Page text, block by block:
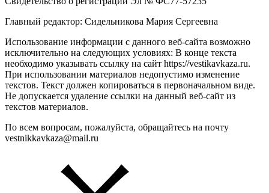
Главный редактор: Сидельникова Мария Сергеевна
Использование информации с данного веб-сайта возможно
исключительно на следующих условиях: В конце текста
необходимо указывать ссылку на сайт https://vestikavkaza.ru.
При использовании материалов недопустимо изменение
текстов. Текст должен копироваться в первоначальном виде.
Не допускается удаление ссылки на данный веб-сайт из
текстов материалов.
По всем вопросам, пожалуйста, обращайтесь на почту
vestnikkavkaza@mail.ru